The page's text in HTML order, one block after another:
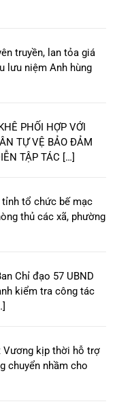
truyền, lan tỏa giá
lưu niệm Anh hùng
PHỐI HỢP VỚI
TỰ VỆ BẢO ĐẢM
TẬP TÁC […]
tỉnh tổ chức bế mạc
thủ các xã, phường
Chỉ đạo 57 UBND
kiểm tra công tác
Vương kịp thời hỗ trợ
chuyển nhầm cho